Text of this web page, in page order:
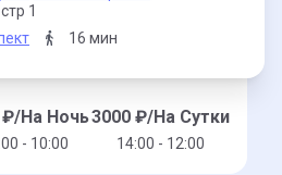
1
16 мин
₽/На Ночь
- 10:00
3000 ₽/На Сутки
14:00 - 12:00